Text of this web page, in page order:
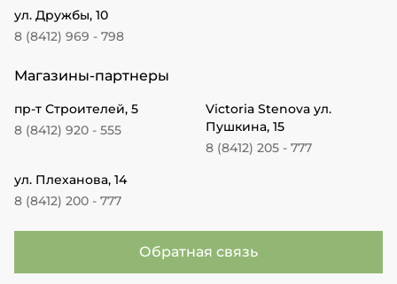
ул. Дружбы, 10
8 (8412) 969 - 798
Магазины-партнеры
пр-т Строителей, 5
8 (8412) 920 - 555
Victoria Stenova ул.
Пушкина, 15
8 (8412) 205 - 777
ул. Плеханова, 14
8 (8412) 200 - 777
Обратная связь